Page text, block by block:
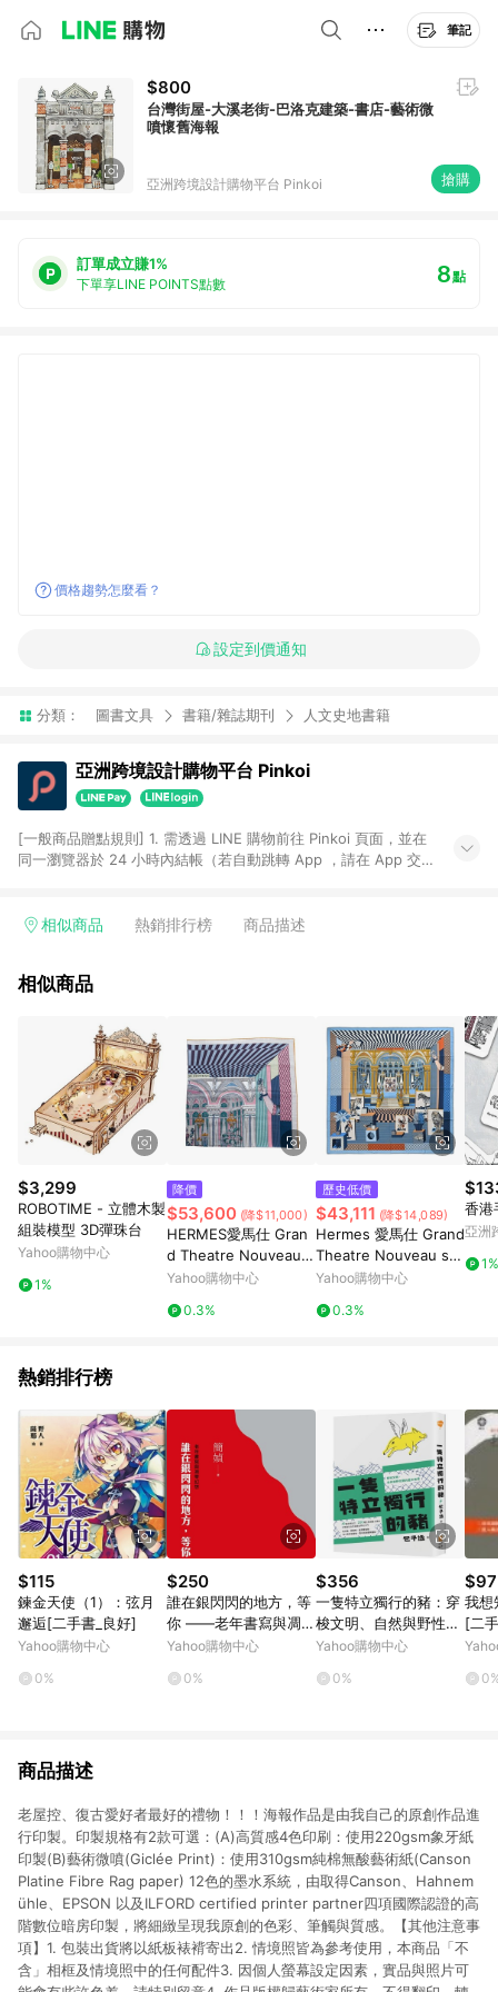
筆記
$800
台灣街屋-大溪老街-巴洛克建築-書店-藝術微
噴懷舊海報
亞洲跨境設計購物平台 Pinkoi 搶購
訂單成立賺1%
下單享LINE POINTS點數 8點
價格趨勢怎麼看？
設定到價通知
分類： 圖書文具 書籍/雜誌期刊 人文史地書籍
亞洲跨境設計購物平台 Pinkoi
[一般商品贈點規則] 1. 需透過 LINE 購物前往 Pinkoi 頁面，並在
同一瀏覽器於 24 小時內結帳（若自動跳轉 App ，請在 App 交
回饋訂單不得享有 Pinkoi 站方優惠，例如首購優惠，P coins，
行為，不具贈點資格，部分退款不在此限。 6. APP 請更新至
貨後 45 天後發送。 8. 群眾募資商品，禮物卡，開館保證金，補
運費，攤位費等不具贈點資格。 9. LINE 購物站上之商品規格、
顏色、價位、贈品如與 Pinkoi 商品資訊頁及購物車不符，以
Pinkoi 購物商品資訊頁及購物車標示為準。 10. 點數紅包使用規
則請以點數紅包活動說明為準。 11. 若於 LINE 購物前往 Pinkoi
頁面後才首次下載 Pinkoi APP 並完成訂單，不符合導購資格；承
上，首次下載 Pinkoi APP 後，需透過 LINE 購物前往 Pinkoi 頁
面，方享導購資格。
相似商品 熱銷排行榜 商品描述
相似商品
$3,299
ROBOTIME - 立體木製
組裝模型 3D彈珠台
Yahoo購物中心
1%
降價
$53,600 (降$11,000)
HERMES愛馬仕 Gran
d Theatre Nouveau 1
40大劇院混羊絨披肩/
Yahoo購物中心
0.3%
歷史低價
$43,111 (降$14,089)
Hermes 愛馬仕 Grand
Theatre Nouveau sh
awl 140 cm手工捲邊喀
(藍)
Yahoo購物中心
0.3%
香港
亞洲
1%
熱銷排行榜
$115
鍊金天使（1）：弦月
邂逅[二手書_良好]
Yahoo購物中心
0%
$250
誰在銀閃閃的地方，等
你 ——老年書寫與凋零
幻想[二手書_普通]
Yahoo購物中心
0%
$356
一隻特立獨行的豬：穿
梭文明、自然與野性間
的藝文奇想
Yahoo購物中心
0%
$97
我想
[二
商品描述
老屋控、復古愛好者最好的禮物！！！海報作品是由我自己的原創作品進
行印製。印製規格有2款可選：(A)高質感4色印刷：使用220gsm象牙紙
印製(B)藝術微噴(Giclée Print)：使用310gsm純棉無酸藝術紙(Canson
Platine Fibre Rag paper) 12色的墨水系統，由取得Canson、Hahnem
ühle、EPSON 以及ILFORD certified printer partner四項國際認證的高
階數位暗房印製，將細緻呈現我原創的色彩、筆觸與質感。【其他注意事
項】1. 包裝出貨將以紙板裱褙寄出2. 情境照皆為參考使用，本商品「不
含」相框及情境照中的任何配件3. 因個人螢幕設定因素，實品與照片可